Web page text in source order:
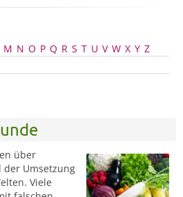
M N O P Q R S T U V W X Y Z
über
Umsetzung
Viele